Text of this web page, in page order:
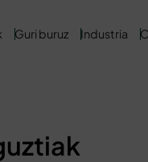
Guri buruz Industria